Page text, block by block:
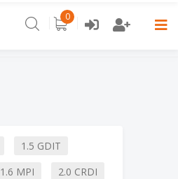
0
1.5 GDIT
1.6 MPI
2.0 CRDI